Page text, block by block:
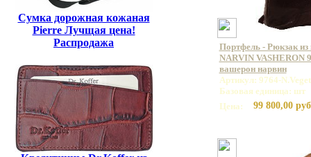
Сумка дорожная кожаная
Pierre Лучщая цена!
Распродажа
Портфель - Рюкзак
NARVIN VASHERON
вашерон нарвин
Артикул: 9764-
Базовая единица: шт
Цена:
99 800,00